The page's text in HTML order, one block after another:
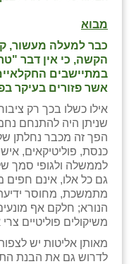
מבוא
כבר למעלה מעשור,
הקשה, כי אין דבר
במתיישבים
אשר פזורים בעיקר
אילו כשלו בכך רק
שניתן היה להתנחם
הפך זה מכבר נחלתן
כנסת, פוליטיקאים,
לממשלה ולגופי סמך
גם כל אלו, אינם חפים
מתמשכת, מחוסר
הנורא; חלקם אף
משיקולים פוליטיים
מאותן אליטות יש
לדרוש גם את הבנת
בני ציון
בצרה
בקעות
ֿגבעת שפירא
גן הדרום
גן השומרון
גני עם
גני יהודה
גנות